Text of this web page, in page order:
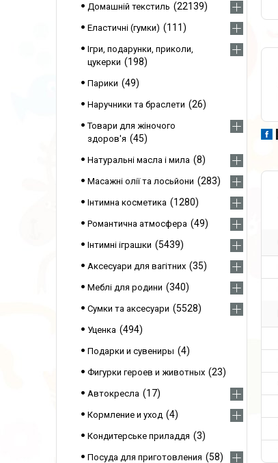
Домашній текстиль 22139
Еластичні (гумки) 111
Ігри, подарунки, приколи,
цукерки
198
Парики 49
Наручники та браслети 26
Товари для жіночого
здоров'я
45
Натуральні масла і мила 8
Масажні олії та лосьйони 283
Інтимна косметика 1280
Романтична атмосфера 49
Інтимні іграшки 5439
Аксесуари для вагітних 35
Меблі для родини 340
Сумки та аксесуари 5528
Уценка 494
Подарки и сувениры 4
Фигурки героев и животных 23
Автокресла 17
Кормление и уход 4
Кондитерське приладдя 3
Посуда для приготовления 58